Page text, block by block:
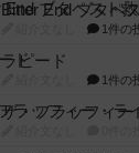
1件の
ラピード
1件の
ザ・フラッフィー